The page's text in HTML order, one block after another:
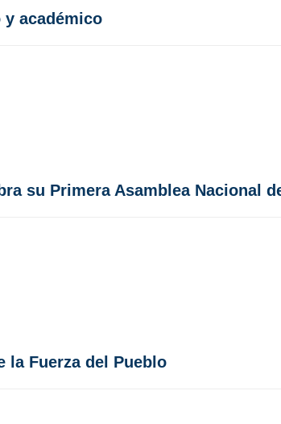
académico
su Primera Asamblea Nacional
la Fuerza del Pueblo